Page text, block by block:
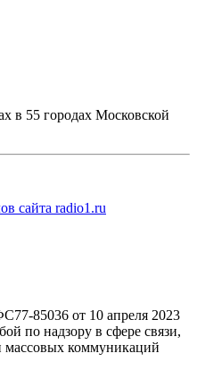
в 55 городах Московской
сайта radio1.ru
85036 от 10 апреля 2023
по надзору в сфере связи,
коммуникаций